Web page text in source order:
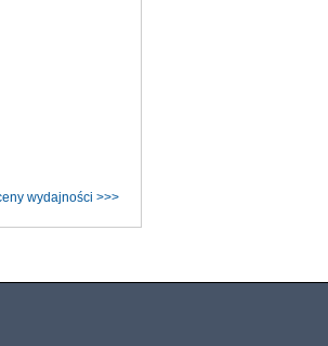
wydajności >>>